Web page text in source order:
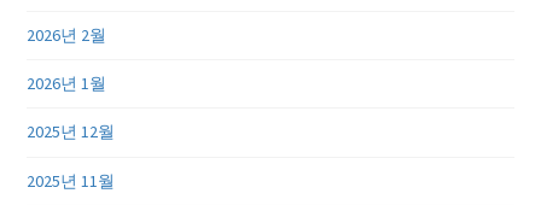
2026년 2월
2026년 1월
2025년 12월
2025년 11월